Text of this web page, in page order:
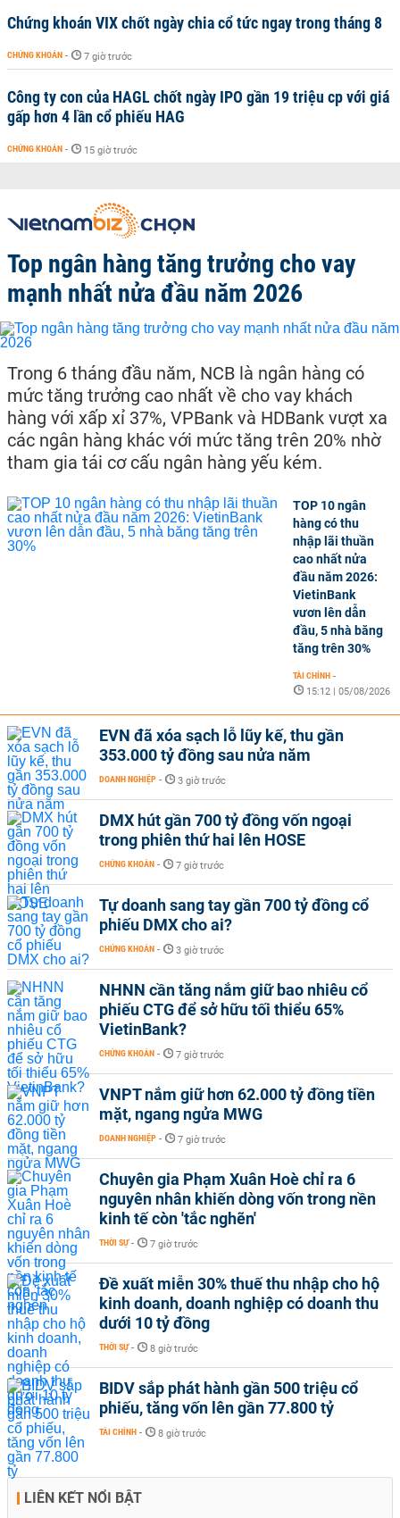
Chứng khoán VIX chốt ngày chia cổ tức ngay trong tháng 8
CHỨNG KHOÁN - 7 giờ trước
Công ty con của HAGL chốt ngày IPO gần 19 triệu cp với giá
gấp hơn 4 lần cổ phiếu HAG
CHỨNG KHOÁN - 15 giờ trước
Top ngân hàng tăng trưởng cho vay
mạnh nhất nửa đầu năm 2026
Trong 6 tháng đầu năm, NCB là ngân hàng có
mức tăng trưởng cao nhất về cho vay khách
hàng với xấp xỉ 37%, VPBank và HDBank vượt xa
các ngân hàng khác với mức tăng trên 20% nhờ
tham gia tái cơ cấu ngân hàng yếu kém.
TOP 10 ngân
hàng có thu
nhập lãi thuần
cao nhất nửa
đầu năm 2026:
VietinBank
vươn lên dẫn
đầu, 5 nhà băng
tăng trên 30%
TÀI CHÍNH -
15:12 | 05/08/2026
EVN đã xóa sạch lỗ lũy kế, thu gần
353.000 tỷ đồng sau nửa năm
DOANH NGHIỆP - 3 giờ trước
DMX hút gần 700 tỷ đồng vốn ngoại
trong phiên thứ hai lên HOSE
CHỨNG KHOÁN - 7 giờ trước
Tự doanh sang tay gần 700 tỷ đồng cổ
phiếu DMX cho ai?
CHỨNG KHOÁN - 3 giờ trước
NHNN cần tăng nắm giữ bao nhiêu cổ
phiếu CTG để sở hữu tối thiểu 65%
VietinBank?
CHỨNG KHOÁN - 7 giờ trước
VNPT nắm giữ hơn 62.000 tỷ đồng tiền
mặt, ngang ngửa MWG
DOANH NGHIỆP - 7 giờ trước
Chuyên gia Phạm Xuân Hoè chỉ ra 6
nguyên nhân khiến dòng vốn trong nền
kinh tế còn 'tắc nghẽn'
THỜI SỰ - 7 giờ trước
Đề xuất miễn 30% thuế thu nhập cho hộ
kinh doanh, doanh nghiệp có doanh thu
dưới 10 tỷ đồng
THỜI SỰ - 8 giờ trước
BIDV sắp phát hành gần 500 triệu cổ
phiếu, tăng vốn lên gần 77.800 tỷ
TÀI CHÍNH - 8 giờ trước
LIÊN KẾT NỔI BẬT